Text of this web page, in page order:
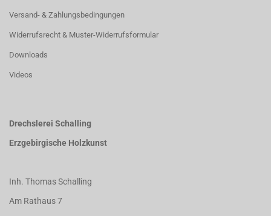
Versand- & Zahlungsbedingungen
Widerrufsrecht & Muster-Widerrufsformular
Downloads
Videos
Drechslerei Schalling
Erzgebirgische Holzkunst
Inh. Thomas Schalling
Am Rathaus 7